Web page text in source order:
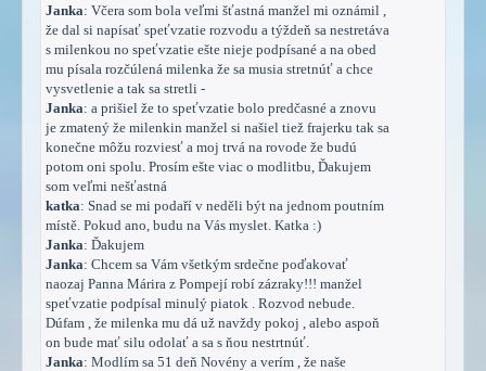
Janka: Včera som bola veľmi šťastná manžel mi oznámil ,
že dal si napísať speťvzatie rozvodu a týždeň sa nestretáva
s milenkou no speťvzatie ešte nieje podpísané a na obed
mu písala rozčúlená milenka že sa musia stretnúť a chce
vysvetlenie a tak sa stretli -
Janka: a prišiel že to speťvzatie bolo predčasné a znovu
je zmatený že milenkin manžel si našiel tiež frajerku tak sa
konečne môžu rozviesť a moj trvá na rovode že budú
potom oni spolu. Prosím ešte viac o modlitbu, Ďakujem
som veľmi nešťastná
katka: Snad se mi podaří v neděli být na jednom poutním
místě. Pokud ano, budu na Vás myslet. Katka :)
Janka: Ďakujem
Janka: Chcem sa Vám všetkým srdečne poďakovať
naozaj Panna Márira z Pompejí robí zázraky!!! manžel
speťvzatie podpísal minulý piatok . Rozvod nebude.
Dúfam , že milenka mu dá už navždy pokoj , alebo aspoň
on bude mať silu odolať a sa s ňou nestrtnúť.
Janka: Modlím sa 51 deň Novény a verím , že naše